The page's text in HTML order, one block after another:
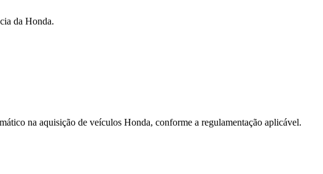
da Honda.
na aquisição de veículos Honda, conforme a regulamentação aplicável.